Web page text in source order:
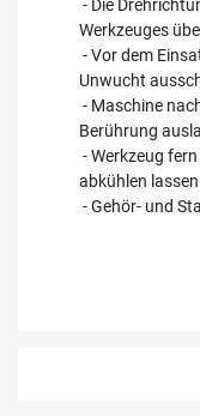
- Die
Werkzeuges
- Vor dem
Unwucht
- Maschine
Berührung
- Werkzeug
abkühlen
- Gehör- und